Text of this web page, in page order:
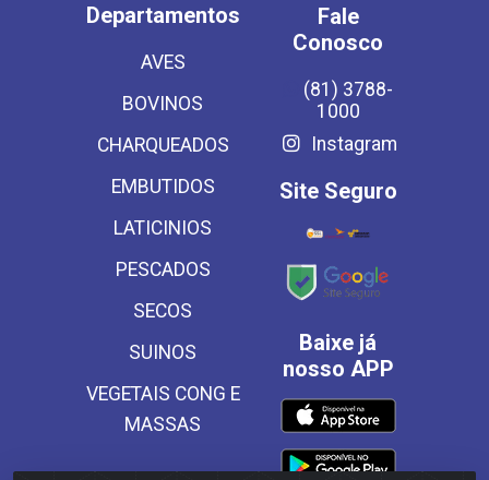
Departamentos
AVES
BOVINOS
CHARQUEADOS
EMBUTIDOS
LATICINIOS
PESCADOS
SECOS
SUINOS
VEGETAIS CONG E
MASSAS
Fale
Conosco
(81) 3788-
1000
Instagram
Site Seguro
Baixe já
nosso APP